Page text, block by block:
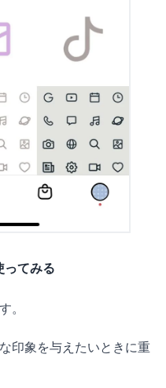
ってみる
。
印象を与えたいときに重